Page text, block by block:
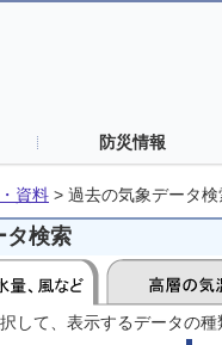
防災情報
資料 > 過去の気象データ検
タ検索
して、表示するデータの